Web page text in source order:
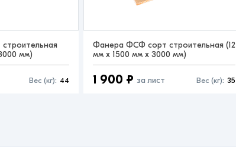
мм)
Вес (кг): 44
Фанера ФСФ сорт строительная (12
мм x 1500 мм x 3000 мм)
1 900 ₽ за лист Вес (кг): 35